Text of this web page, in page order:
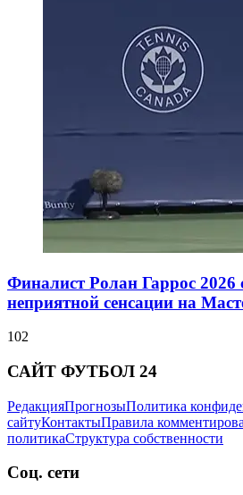
Финалист Ролан Гаррос 2026
неприятной сенсации на
102
САЙТ ФУТБОЛ 24
РедакцияПрогнозыПолитика
сайтуКонтактыПравила
политикаСтруктура собственности
Соц. сети